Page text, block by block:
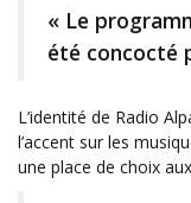
« Le
été concocté
L’identité de Radio
l’accent sur les
une place de choix